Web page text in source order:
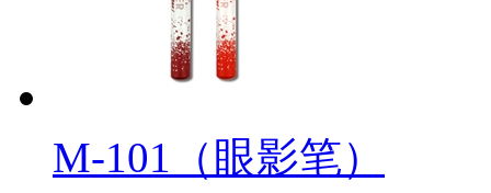
M-101（眼影笔）